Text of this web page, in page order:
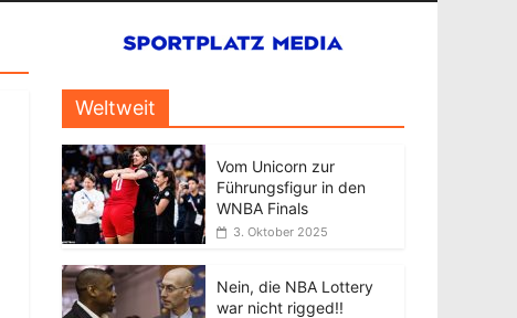
Weltweit
Vom Unicorn zur
Führungsfigur in den
WNBA Finals
3. Oktober 2025
Nein, die NBA Lottery
war nicht rigged!!